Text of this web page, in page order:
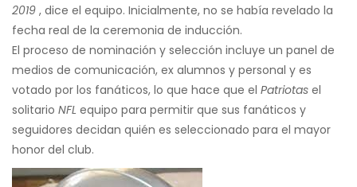
2019 , dice el equipo. Inicialmente, no se había revelado la
fecha real de la ceremonia de inducción.
El proceso de nominación y selección incluye un panel de
medios de comunicación, ex alumnos y personal y es
votado por los fanáticos, lo que hace que el Patriotas el
solitario NFL equipo para permitir que sus fanáticos y
seguidores decidan quién es seleccionado para el mayor
honor del club.